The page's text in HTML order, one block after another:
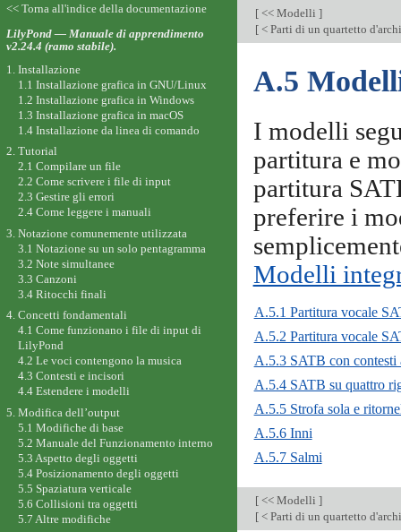
[<< Modelli ]
[< Parti di un quartetto
A.5
I modelli
partitura e
partitura
preferire i
Modelli
A.5.1 Partitura vocale
A.5.2 Partitura vocale
A.5.3 SATB con contesti
A.5.4 SATB su quattro
A.5.5 Strofa sola e
A.5.6 Inni
A.5.7 Salmi
[<< Modelli ]
[< Parti di un quartetto
<< Torna all'indice della documentazione
LilyPond — Manuale di apprendimento
v2.24.4 (ramo stabile).
1. Installazione
1.1 Installazione grafica in GNU/Linux
1.2 Installazione grafica in Windows
1.3 Installazione grafica in macOS
1.4 Installazione da linea di comando
2. Tutorial
2.1 Compilare un file
2.2 Come scrivere i file di input
2.3 Gestire gli errori
2.4 Come leggere i manuali
3. Notazione comunemente utilizzata
3.1 Notazione su un solo pentagramma
3.2 Note simultanee
3.3 Canzoni
3.4 Ritocchi finali
4. Concetti fondamentali
4.1 Come funzionano i file di input di
LilyPond
4.2 Le voci contengono la musica
4.3 Contesti e incisori
4.4 Estendere i modelli
5. Modifica dell’output
5.1 Modifiche di base
5.2 Manuale del Funzionamento interno
5.3 Aspetto degli oggetti
5.4 Posizionamento degli oggetti
5.5 Spaziatura verticale
5.6 Collisioni tra oggetti
5.7 Altre modifiche